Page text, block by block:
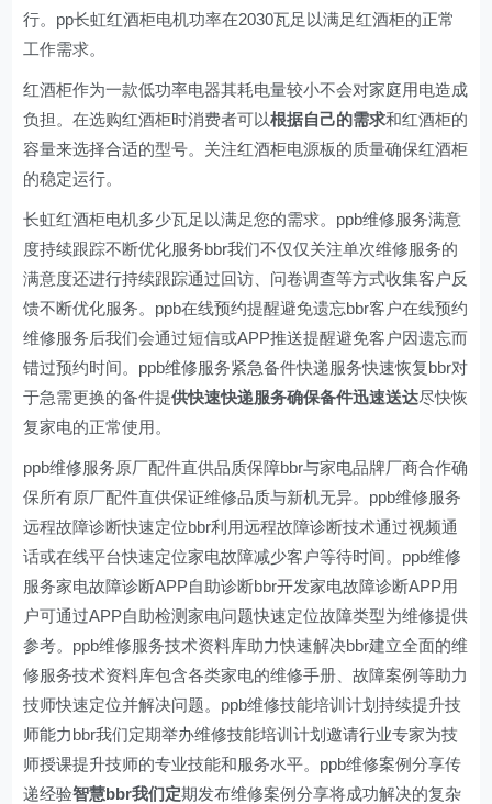
行。pp长虹红酒柜电机功率在2030瓦足以满足红酒柜的正常
工作需求。
红酒柜作为一款低功率电器其耗电量较小不会对家庭用电造成
负担。在选购红酒柜时消费者可以根据自己的需求和红酒柜的
容量来选择合适的型号。关注红酒柜电源板的质量确保红酒柜
的稳定运行。
长虹红酒柜电机多少瓦足以满足您的需求。ppb维修服务满意
度持续跟踪不断优化服务bbr我们不仅仅关注单次维修服务的
满意度还进行持续跟踪通过回访、问卷调查等方式收集客户反
馈不断优化服务。ppb在线预约提醒避免遗忘bbr客户在线预约
维修服务后我们会通过短信或APP推送提醒避免客户因遗忘而
错过预约时间。ppb维修服务紧急备件快递服务快速恢复bbr对
于急需更换的备件提供快速快递服务确保备件迅速送达尽快恢
复家电的正常使用。
ppb维修服务原厂配件直供品质保障bbr与家电品牌厂商合作确
保所有原厂配件直供保证维修品质与新机无异。ppb维修服务
远程故障诊断快速定位bbr利用远程故障诊断技术通过视频通
话或在线平台快速定位家电故障减少客户等待时间。ppb维修
服务家电故障诊断APP自助诊断bbr开发家电故障诊断APP用
户可通过APP自助检测家电问题快速定位故障类型为维修提供
参考。ppb维修服务技术资料库助力快速解决bbr建立全面的维
修服务技术资料库包含各类家电的维修手册、故障案例等助力
技师快速定位并解决问题。ppb维修技能培训计划持续提升技
师能力bbr我们定期举办维修技能培训计划邀请行业专家为技
师授课提升技师的专业技能和服务水平。ppb维修案例分享传
递经验智慧bbr我们定期发布维修案例分享将成功解决的复杂